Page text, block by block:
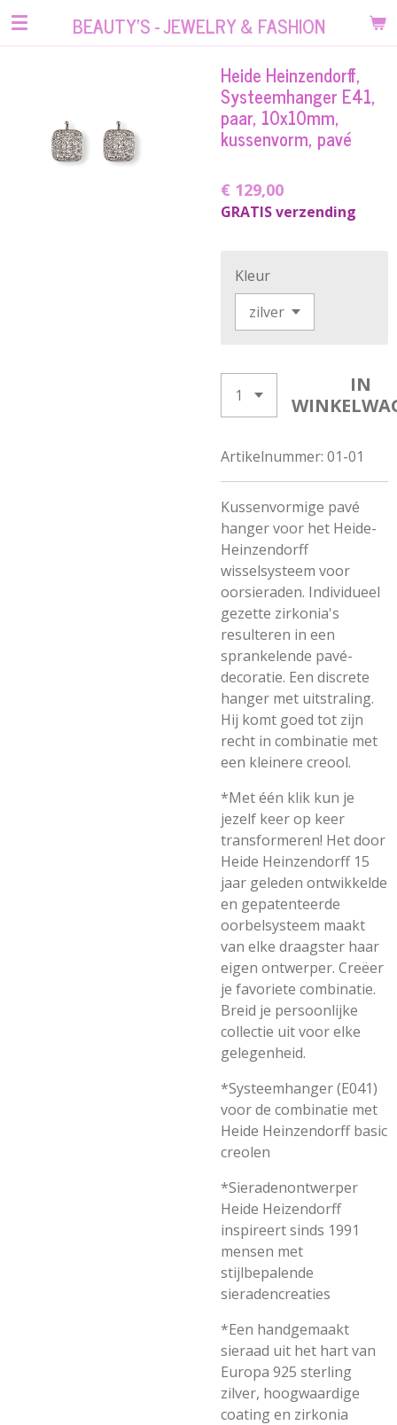
Ga
BEAUTY'S - JEWELRY & FASHION
Heide Heinzendorff,
Systeemhanger E41,
paar, 10x10mm,
kussenvorm, pavé
€ 129,00
GRATIS verzending
Kleur
IN
Artikelnummer: 01-01
Kussenvormige pavé
hanger voor het Heide-
Heinzendorff
wisselsysteem voor
oorsieraden. Individueel
gezette zirkonia's
resulteren in een
sprankelende pavé-
decoratie. Een discrete
hanger met uitstraling.
Hij komt goed tot zijn
recht in combinatie met
een kleinere creool.
*Met één klik kun je
jezelf keer op keer
transformeren! Het door
Heide Heinzendorff 15
jaar geleden ontwikkelde
en gepatenteerde
oorbelsysteem maakt
van elke draagster haar
eigen ontwerper. Creëer
je favoriete combinatie.
Breid je persoonlijke
collectie uit voor elke
gelegenheid.
*Systeemhanger (E041)
voor de combinatie met
Heide Heinzendorff basic
creolen
*Sieradenontwerper
Heide Heizendorff
inspireert sinds 1991
mensen met
stijlbepalende
sieradencreaties
*Een handgemaakt
sieraad uit het hart van
Europa 925 sterling
zilver, hoogwaardige
coating en zirkonia